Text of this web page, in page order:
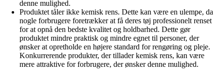
denne mulighed.
Produktet tåler ikke kemisk rens. Dette kan være en ulempe, da
nogle forbrugere foretrækker at få deres tøj professionelt renset
for at opnå den bedste kvalitet og holdbarhed. Dette gør
produktet mindre praktisk og mindre egnet til personer, der
ønsker at opretholde en højere standard for rengøring og pleje.
Konkurrerende produkter, der tillader kemisk rens, kan være
mere attraktive for forbrugere, der ønsker denne mulighed.